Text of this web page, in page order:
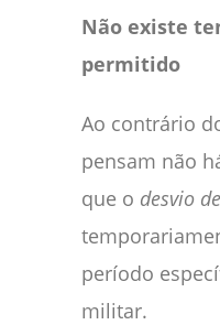
Não existe
permitido
Ao contrário
pensam não
que o desvio
período
militar.